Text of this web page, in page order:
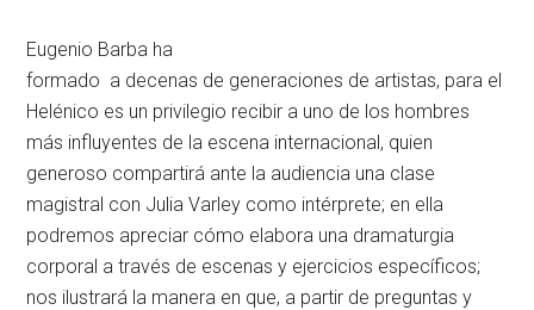
Eugenio Barba ha
formado a decenas de generaciones de artistas, para el
Helénico es un privilegio recibir a uno de los hombres
más influyentes de la escena internacional, quien
generoso compartirá ante la audiencia una clase
magistral con Julia Varley como intérprete; en ella
podremos apreciar cómo elabora una dramaturgia
corporal a través de escenas y ejercicios específicos;
nos ilustrará la manera en que, a partir de preguntas y